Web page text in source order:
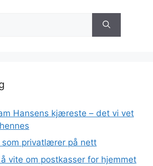
Hansens kjæreste – det vi vet
som privatlærer på nett
vite om postkasser for hjemmet